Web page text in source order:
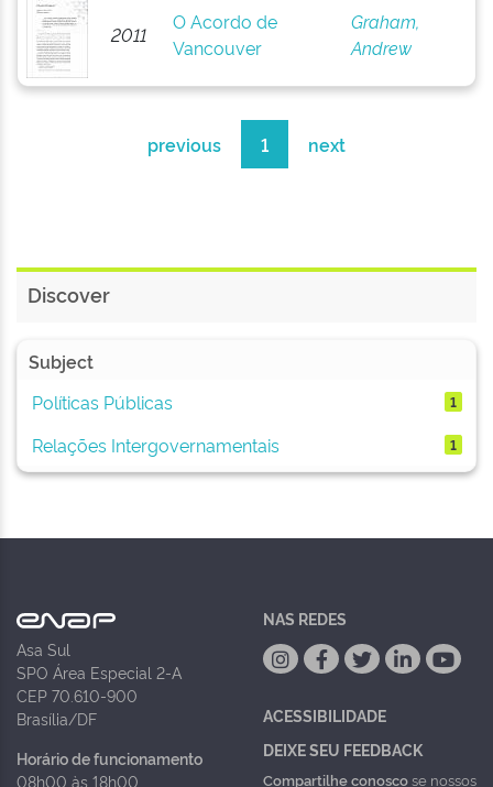
2011
O Acordo de
Vancouver
Graham,
Andrew
previous 1 next
Discover
Subject
Políticas Públicas
1
Relações Intergovernamentais 1
Asa Sul
SPO Área Especial 2-A
CEP 70.610-900
Brasília/DF
Horário de funcionamento
08h00 às 18h00
NAS REDES
ACESSIBILIDADE
DEIXE SEU FEEDBACK
Compartilhe conoscose nossos